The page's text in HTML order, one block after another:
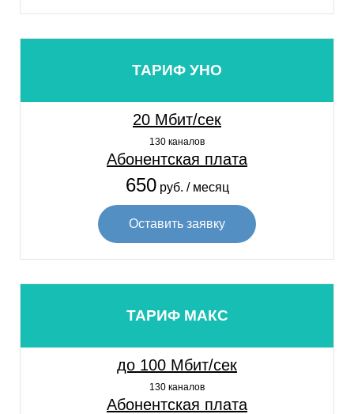
ТАРИФ УНО
20 Мбит/сек
130 каналов
Абонентская плата
650руб. / месяц
Оставить заявку
ТАРИФ МАКС
до 100 Мбит/сек
130 каналов
Абонентская плата